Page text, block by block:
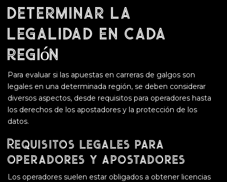
determinar la
legalidad en cada
región
Para evaluar si las apuestas en carreras de galgos son
legales en una determinada región, se deben considerar
diversos aspectos, desde requisitos para operadores hasta
los derechos de los apostadores y la protección de los
datos.
Requisitos legales para
operadores y apostadores
Los operadores suelen estar obligados a obtener licencias